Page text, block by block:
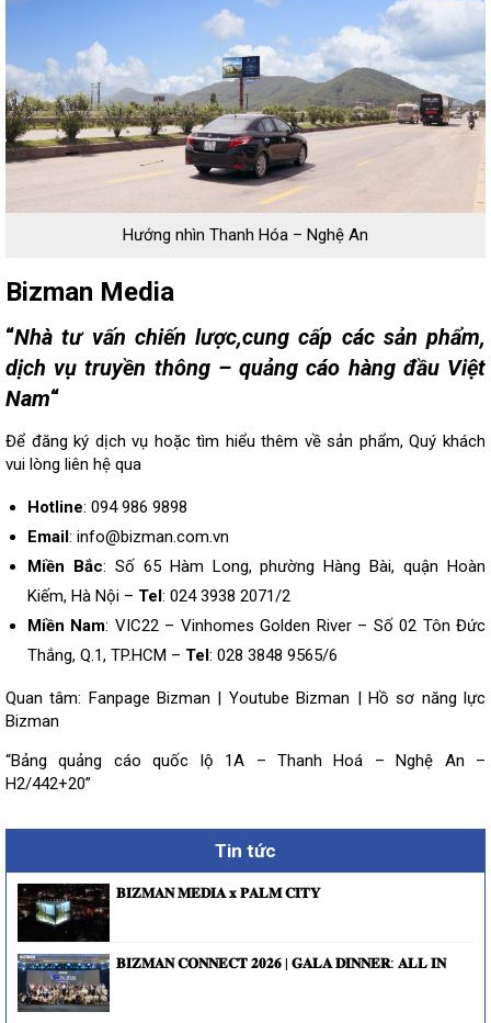
Hướng nhìn Thanh Hóa – Nghệ An
Bizman Media
“Nhà tư vấn chiến lược,cung cấp các sản phẩm,
dịch vụ truyền thông – quảng cáo hàng đầu Việt
Nam“
Để đăng ký dịch vụ hoặc tìm hiểu thêm về sản phẩm, Quý khách
vui lòng liên hệ qua
Hotline: 094 986 9898
Email: info@bizman.com.vn
Miền Bắc: Số 65 Hàm Long, phường Hàng Bài, quận Hoàn
Kiếm, Hà Nội – Tel: 024 3938 2071/2
Miền Nam: VIC22 – Vinhomes Golden River – Số 02 Tôn Đức
Thắng, Q.1, TP.HCM – Tel: 028 3848 9565/6
Quan tâm: Fanpage Bizman | Youtube Bizman | Hồ sơ năng lực
Bizman
“Bảng quảng cáo quốc lộ 1A – Thanh Hoá – Nghệ An –
H2/442+20”
Tin tức
𝐁𝐈𝐙𝐌𝐀𝐍 𝐌𝐄𝐃𝐈𝐀 𝐱 𝐏𝐀𝐋𝐌 𝐂𝐈𝐓𝐘
𝐁𝐈𝐙𝐌𝐀𝐍 𝐂𝐎𝐍𝐍𝐄𝐂𝐓 𝟐𝟎𝟐𝟔 | 𝐆𝐀𝐋𝐀 𝐃𝐈𝐍𝐍𝐄𝐑: 𝐀𝐋𝐋 𝐈𝐍